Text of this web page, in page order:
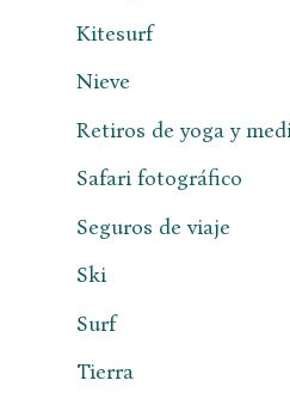
Kitesurf
Nieve
Retiros de yoga y
Safari fotográfico
Seguros de viaje
Ski
Surf
Tierra